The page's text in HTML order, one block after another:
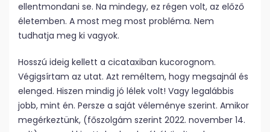
ellentmondani se. Na mindegy, ez régen volt, az előző
életemben. A most meg most probléma. Nem
tudhatja meg ki vagyok.
Hosszú ideig kellett a cicataxiban kucorognom.
Végigsírtam az utat. Azt reméltem, hogy megsajnál és
elenged. Hiszen mindig jó lélek volt! Vagy legalábbis
jobb, mint én. Persze a saját véleménye szerint. Amikor
megérkeztünk, (főszolgám szerint 2022. november 14.